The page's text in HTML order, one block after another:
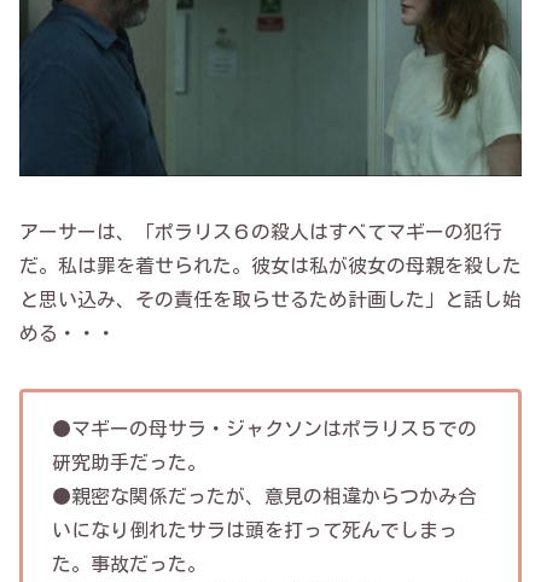
アーサーは、「ポラリス６の殺人はすべてマギーの犯行
だ。私は罪を着せられた。彼女は私が彼女の母親を殺した
と思い込み、その責任を取らせるため計画した」と話し始
める・・・
●マギーの母サラ・ジャクソンはポラリス５での
研究助手だった。
●親密な関係だったが、意見の相違からつかみ合
いになり倒れたサラは頭を打って死んでしまっ
た。事故だった。